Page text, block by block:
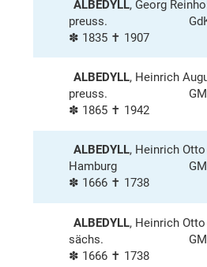
ALBEDYLL, Georg
preuss.
✽ 1835 ✝ 1907
ALBEDYLL, Heinrich
preuss.
GM
✽ 1865 ✝ 1942
ALBEDYLL, Heinrich
Hamburg
GM
✽ 1666 ✝ 1738
ALBEDYLL, Heinrich
sächs.
GM
✽ 1666 ✝ 1738